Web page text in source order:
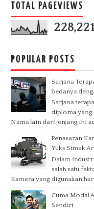
TOTAL PAGEVIEWS
228,221
POPULAR POSTS
Sarjana
bedanya
Sarjana
diploma yang
Nama lain dari jenjang ini
Penasaran
Yuks Simak
Dalam
salah satu
Kamera yang digunakan
Cuma Modal
Sendiri